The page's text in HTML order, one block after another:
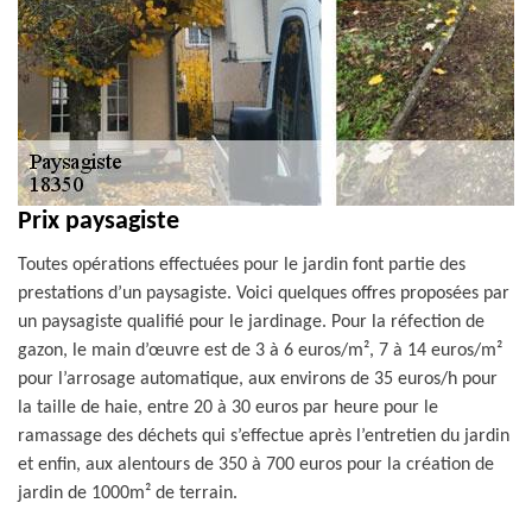
Prix paysagiste
Toutes opérations effectuées pour le jardin font partie des
prestations d’un paysagiste. Voici quelques offres proposées par
un paysagiste qualifié pour le jardinage. Pour la réfection de
gazon, le main d’œuvre est de 3 à 6 euros/m², 7 à 14 euros/m²
pour l’arrosage automatique, aux environs de 35 euros/h pour
la taille de haie, entre 20 à 30 euros par heure pour le
ramassage des déchets qui s’effectue après l’entretien du jardin
et enfin, aux alentours de 350 à 700 euros pour la création de
jardin de 1000m² de terrain.